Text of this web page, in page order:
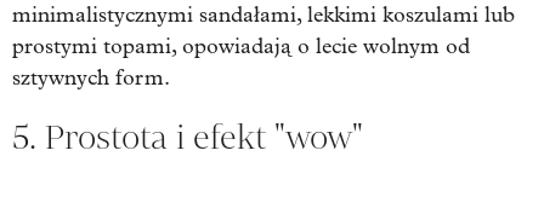
minimalistycznymi sandałami, lekkimi koszulami lub
prostymi topami, opowiadają o lecie wolnym od
sztywnych form.
5. Prostota i efekt "wow"